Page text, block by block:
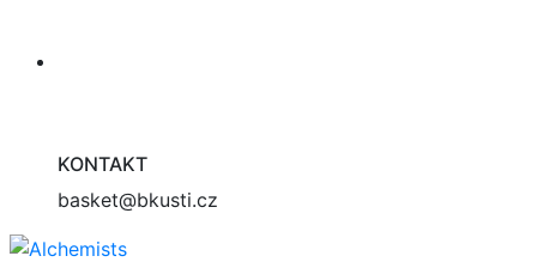
KONTAKT
basket@bkusti.cz